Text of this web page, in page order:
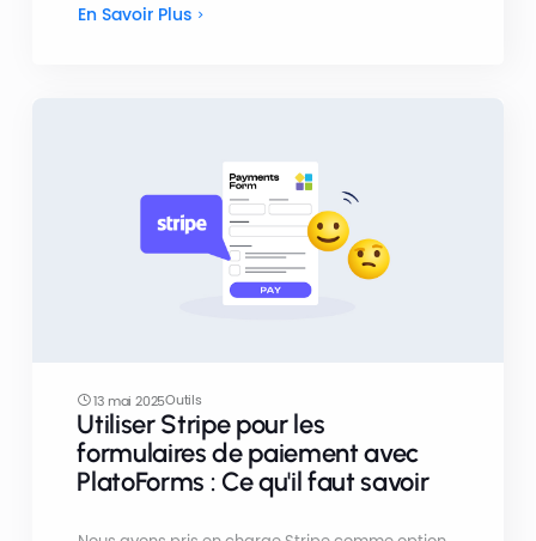
En Savoir Plus
13 mai 2025Outils
Utiliser Stripe pour les
formulaires de paiement avec
PlatoForms : Ce qu'il faut savoir